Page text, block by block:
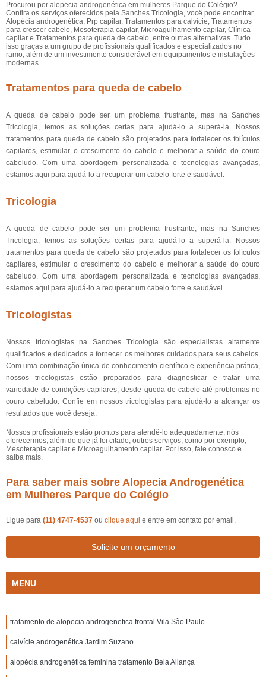
Procurou por alopecia androgenética em mulheres Parque do Colégio?
Confira os serviços oferecidos pela Sanches Tricologia, você pode encontrar
Alopécia androgenética, Prp capilar, Tratamentos para calvície, Tratamentos
para crescer cabelo, Mesoterapia capilar, Microagulhamento capilar, Clínica
capilar e Tratamentos para queda de cabelo, entre outras alternativas. Tudo
isso graças a um grupo de profissionais qualificados e especializados no
ramo, além de um investimento considerável em equipamentos e instalações
modernas.
Tratamentos para queda de cabelo
A queda de cabelo pode ser um problema frustrante, mas na Sanches
Tricologia, temos as soluções certas para ajudá-lo a superá-la. Nossos
tratamentos para queda de cabelo são projetados para fortalecer os folículos
capilares, estimular o crescimento do cabelo e melhorar a saúde do couro
cabeludo. Com uma abordagem personalizada e tecnologias avançadas,
estamos aqui para ajudá-lo a recuperar um cabelo forte e saudável.
Tricologia
A queda de cabelo pode ser um problema frustrante, mas na Sanches
Tricologia, temos as soluções certas para ajudá-lo a superá-la. Nossos
tratamentos para queda de cabelo são projetados para fortalecer os folículos
capilares, estimular o crescimento do cabelo e melhorar a saúde do couro
cabeludo. Com uma abordagem personalizada e tecnologias avançadas,
estamos aqui para ajudá-lo a recuperar um cabelo forte e saudável.
Tricologistas
Nossos tricologistas na Sanches Tricologia são especialistas altamente
qualificados e dedicados a fornecer os melhores cuidados para seus cabelos.
Com uma combinação única de conhecimento científico e experiência prática,
nossos tricologistas estão preparados para diagnosticar e tratar uma
variedade de condições capilares, desde queda de cabelo até problemas no
couro cabeludo. Confie em nossos tricologistas para ajudá-lo a alcançar os
resultados que você deseja.
Nossos profissionais estão prontos para atendê-lo adequadamente, nós
oferecermos, além do que já foi citado, outros serviços, como por exemplo,
Mesoterapia capilar e Microagulhamento capilar. Por isso, fale conosco e
saiba mais.
Para saber mais sobre Alopecia Androgenética
em Mulheres Parque do Colégio
Ligue para (11) 4747-4537 ou clique aqui e entre em contato por email.
Solicite um orçamento
MENU
tratamento de alopecia androgenetica frontal Vila São Paulo
calvície androgenética Jardim Suzano
alopécia androgenética feminina tratamento Bela Aliança